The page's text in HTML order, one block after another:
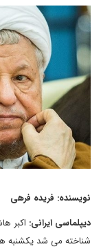
نویسنده: فریده فرهی
دیپلماسی ایرانی: اکبر
شناخته می شد یکشنبه